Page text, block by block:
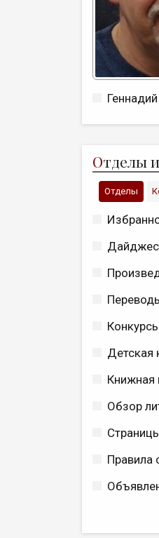
Отделы
Отделы
Детская
Книжная
Обзор
Правила